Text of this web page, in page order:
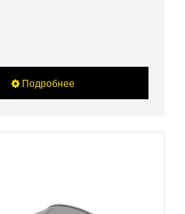
Подробнее